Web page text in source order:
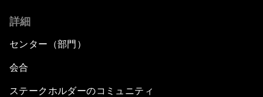
詳細
センター（部門）
会合
ステークホルダーのコミュニティ